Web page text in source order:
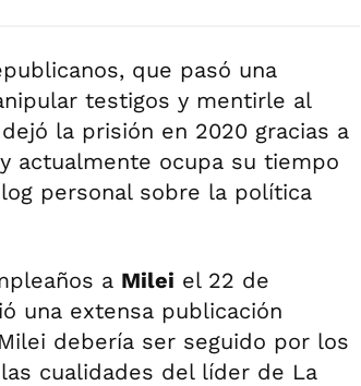
que pasó una
testigos y mentirle al
la prisión en 2020 gracias a
actualmente ocupa su tiempo
personal sobre la política
a Milei el 22 de
una extensa publicación
debería ser seguido por los
cualidades del líder de La